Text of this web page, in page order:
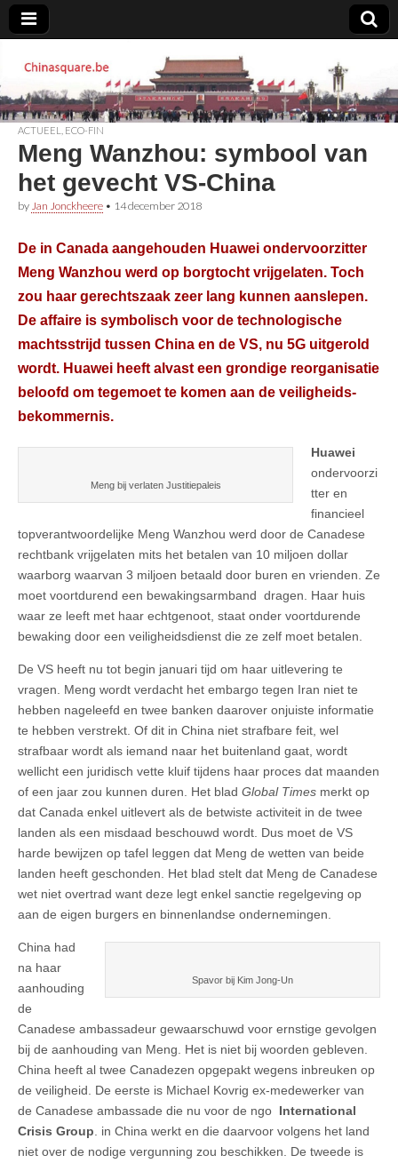
Chinasquare.be
ACTUEEL ECO-FIN
Meng Wanzhou: symbool van
het gevecht VS-China
by Jan Jonckheere • 14 december 2018
De in Canada aangehouden Huawei ondervoorzitter
Meng Wanzhou werd op borgtocht vrijgelaten. Toch
zou haar gerechtszaak zeer lang kunnen aanslepen.
De affaire is symbolisch voor de technologische
machtsstrijd tussen China en de VS, nu 5G uitgerold
wordt. Huawei heeft alvast een grondige reorganisatie
beloofd om tegemoet te komen aan de veiligheids-
bekommernis.
Meng bij verlaten Justitiepaleis
Huawei
ondervoorzi
tter en
financieel
topverantwoordelijke Meng Wanzhou werd door de Canadese
rechtbank vrijgelaten mits het betalen van 10 miljoen dollar
waarborg waarvan 3 miljoen betaald door buren en vrienden. Ze
moet voortdurend een bewakingsarmband dragen. Haar huis
waar ze leeft met haar echtgenoot, staat onder voortdurende
bewaking door een veiligheidsdienst die ze zelf moet betalen.
De VS heeft nu tot begin januari tijd om haar uitlevering te
vragen. Meng wordt verdacht het embargo tegen Iran niet te
hebben nageleefd en twee banken daarover onjuiste informatie
te hebben verstrekt. Of dit in China niet strafbare feit, wel
strafbaar wordt als iemand naar het buitenland gaat, wordt
wellicht een juridisch vette kluif tijdens haar proces dat maanden
of een jaar zou kunnen duren. Het blad Global Times merkt op
dat Canada enkel uitlevert als de betwiste activiteit in de twee
landen als een misdaad beschouwd wordt. Dus moet de VS
harde bewijzen op tafel leggen dat Meng de wetten van beide
landen heeft geschonden. Het blad stelt dat Meng de Canadese
wet niet overtrad want deze legt enkel sanctie regelgeving op
aan de eigen burgers en binnenlandse ondernemingen.
Spavor bij Kim Jong-Un
China had
na haar
aanhouding
de
Canadese ambassadeur gewaarschuwd voor ernstige gevolgen
bij de aanhouding van Meng. Het is niet bij woorden gebleven.
China heeft al twee Canadezen opgepakt wegens inbreuken op
de veiligheid. De eerste is Michael Kovrig ex-medewerker van
de Canadese ambassade die nu voor de ngo International
Crisis Group. in China werkt en die daarvoor volgens het land
niet over de nodige vergunning zou beschikken. De tweede is